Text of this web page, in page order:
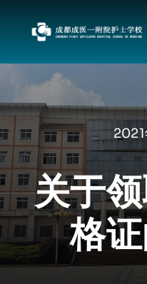
容
关于我们
新闻动态
职教发展政策
资料下载
责任督专区
校园文化
2021
关于
格